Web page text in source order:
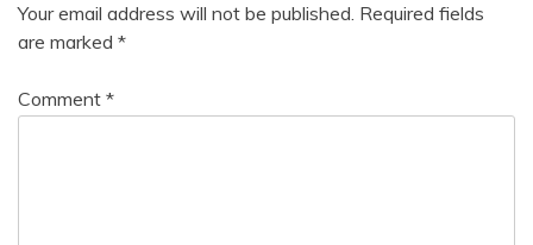
Your email address will not be published. Required fields
are marked *
Comment *